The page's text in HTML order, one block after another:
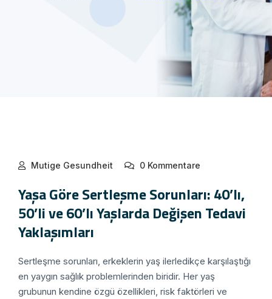
Mutige Gesundheit 0 Kommentare
Yaşa Göre Sertleşme Sorunları: 40’lı,
50’li ve 60’lı Yaşlarda Değişen Tedavi
Yaklaşımları
Sertleşme sorunları, erkeklerin yaş ilerledikçe karşılaştığı
en yaygın sağlık problemlerinden biridir. Her yaş
grubunun kendine özgü özellikleri, risk faktörleri ve